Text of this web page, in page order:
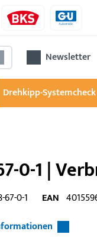
Newsletter
Drehkipp-Systemcheck
0-1 |
67-0-1 EAN